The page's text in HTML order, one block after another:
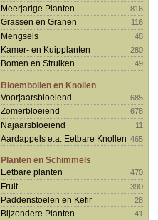
Meerjarige Planten 816
Grassen en Granen 116
Mengsels 48
Kamer- en Kuipplanten 280
Bomen en Struiken 49
Bloembollen en Knollen
Voorjaarsbloeiend
685
Zomerbloeiend 678
Najaarsbloeiend 11
Aardappels e.a. Eetbare Knollen 465
Planten en Schimmels
Eetbare planten
470
Fruit 390
Paddenstoelen en Kefir 28
Bijzondere Planten 41